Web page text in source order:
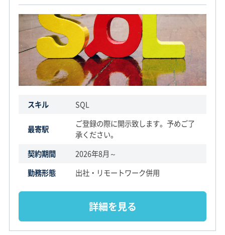
スキル SQL
最寄駅
ご登録の際に開示致します。予めご了
承ください。
契約期間
2026年8月～
勤務形態
出社・リモートワーク併用
詳細を見る